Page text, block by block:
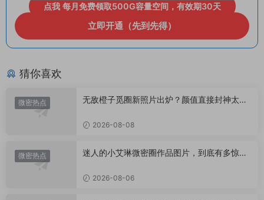
点我 每月免费领取500G容量空间，有效期30天
立即开通（先到先得）
猜你喜欢
微密热点
无敌橙子觅圈新照片出炉？颜值直接封神太惊
2026-08-08
微密热点
迷人的小艾琳微密圈作品图片，到底有多惊
2026-08-06